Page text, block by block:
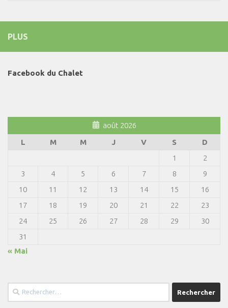
PLUS
Facebook du Chalet
août 2026
L
M M J V S
D
1
2
3
4 5 6 7 8
9
10
11 12 13 14 15
16
17
18 19 20 21 22
23
24
25 26 27 28 29
30
31
« Mai
Rechercher :